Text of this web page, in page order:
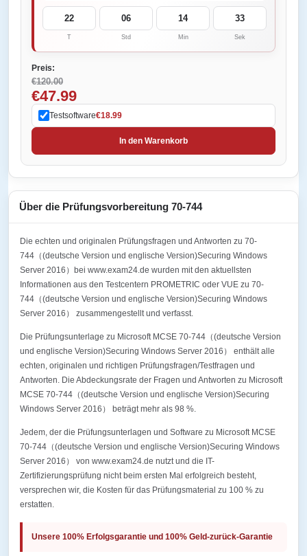
22
T
06
Std
14
Min
33
Sek
Preis:
€120.00
€47.99
Testsoftware€18.99
In den Warenkorb
Über die Prüfungsvorbereitung 70-744
Die echten und originalen Prüfungsfragen und Antworten zu 70-
744（(deutsche Version und englische Version)Securing Windows
Server 2016）bei www.exam24.de wurden mit den aktuellsten
Informationen aus den Testcentern PROMETRIC oder VUE zu 70-
744（(deutsche Version und englische Version)Securing Windows
Server 2016） zusammengestellt und verfasst.
Die Prüfungsunterlage zu Microsoft MCSE 70-744（(deutsche Version
und englische Version)Securing Windows Server 2016） enthält alle
echten, originalen und richtigen Prüfungsfragen/Testfragen und
Antworten. Die Abdeckungsrate der Fragen und Antworten zu Microsoft
MCSE 70-744（(deutsche Version und englische Version)Securing
Windows Server 2016） beträgt mehr als 98 %.
Jedem, der die Prüfungsunterlagen und Software zu Microsoft MCSE
70-744（(deutsche Version und englische Version)Securing Windows
Server 2016） von www.exam24.de nutzt und die IT-
Zertifizierungsprüfung nicht beim ersten Mal erfolgreich besteht,
versprechen wir, die Kosten für das Prüfungsmaterial zu 100 % zu
erstatten.
Unsere 100% Erfolgsgarantie und 100% Geld-zurück-Garantie